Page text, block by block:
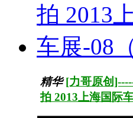
精华 [力哥原创
拍 2013上海国际